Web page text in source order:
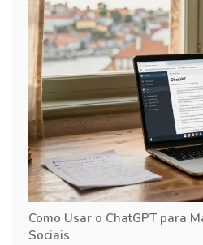
Como Usar o ChatGPT para
Sociais